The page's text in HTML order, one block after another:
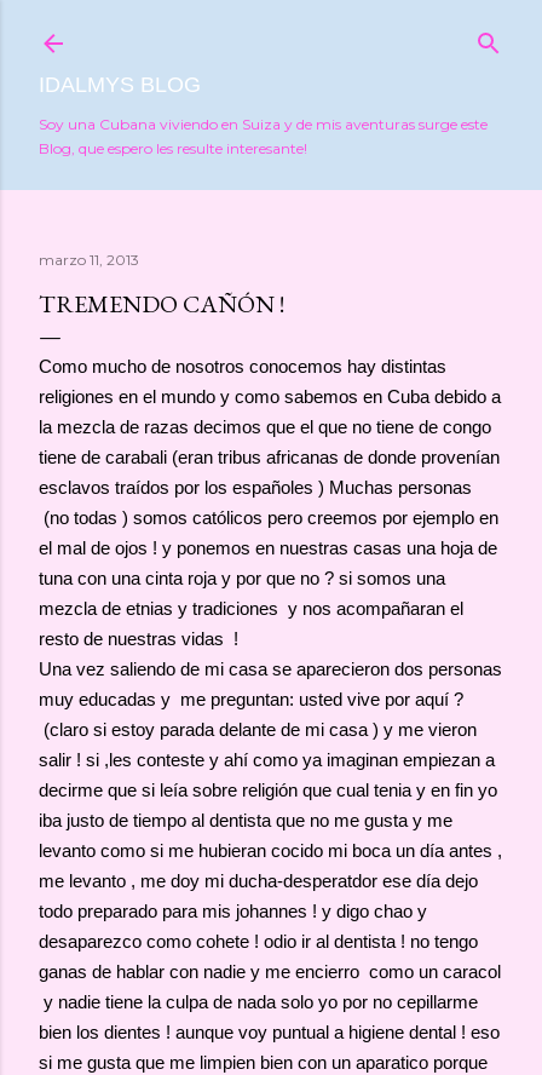
IDALMYS BLOG
Soy una Cubana viviendo en Suiza y de mis aventuras surge este
Blog, que espero les resulte interesante!
marzo 11, 2013
TREMENDO CAÑÓN !
Como mucho de nosotros conocemos hay distintas
religiones en el mundo y como sabemos en Cuba debido a
la mezcla de razas decimos que el que no tiene de congo
tiene de carabali (eran tribus africanas de donde provenían
esclavos traídos por los españoles ) Muchas personas
(no todas ) somos católicos pero creemos por ejemplo en
el mal de ojos ! y ponemos en nuestras casas una hoja de
tuna con una cinta roja y por que no ? si somos una
mezcla de etnias y tradiciones y nos acompañaran el
resto de nuestras vidas !
Una vez saliendo de mi casa se aparecieron dos personas
muy educadas y me preguntan: usted vive por aquí ?
(claro si estoy parada delante de mi casa ) y me vieron
salir ! si ,les conteste y ahí como ya imaginan empiezan a
decirme que si leía sobre religión que cual tenia y en fin yo
iba justo de tiempo al dentista que no me gusta y me
levanto como si me hubieran cocido mi boca un día antes ,
me levanto , me doy mi ducha-desperatdor ese día dejo
todo preparado para mis johannes ! y digo chao y
desaparezco como cohete ! odio ir al dentista ! no tengo
ganas de hablar con nadie y me encierro como un caracol
y nadie tiene la culpa de nada solo yo por no cepillarme
bien los dientes ! aunque voy puntual a higiene dental ! eso
si me gusta que me limpien bien con un aparatico porque